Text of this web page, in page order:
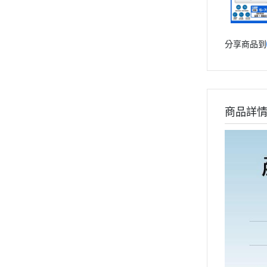
分享商品到
商品詳情